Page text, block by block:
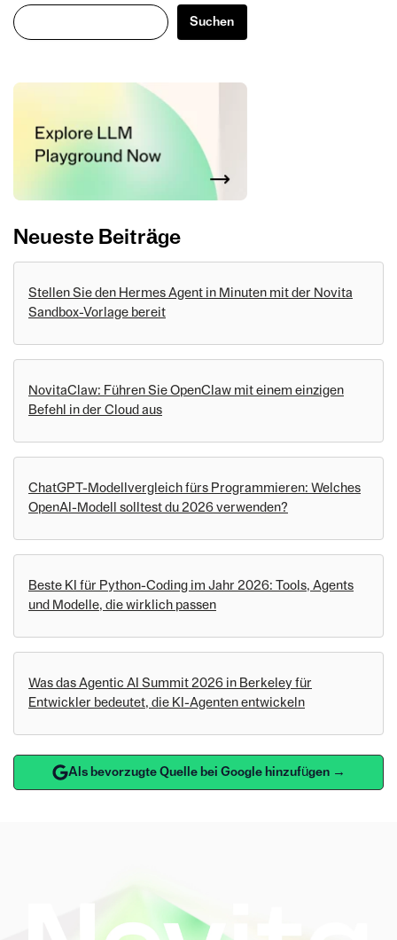
Suchen
Suchen
Neueste Beiträge
Stellen Sie den Hermes Agent in Minuten mit der Novita
Sandbox-Vorlage bereit
NovitaClaw: Führen Sie OpenClaw mit einem einzigen
Befehl in der Cloud aus
ChatGPT-Modellvergleich fürs Programmieren: Welches
OpenAI-Modell solltest du 2026 verwenden?
Beste KI für Python-Coding im Jahr 2026: Tools, Agents
und Modelle, die wirklich passen
Was das Agentic AI Summit 2026 in Berkeley für
Entwickler bedeutet, die KI-Agenten entwickeln
Als bevorzugte Quelle bei Google hinzufügen →